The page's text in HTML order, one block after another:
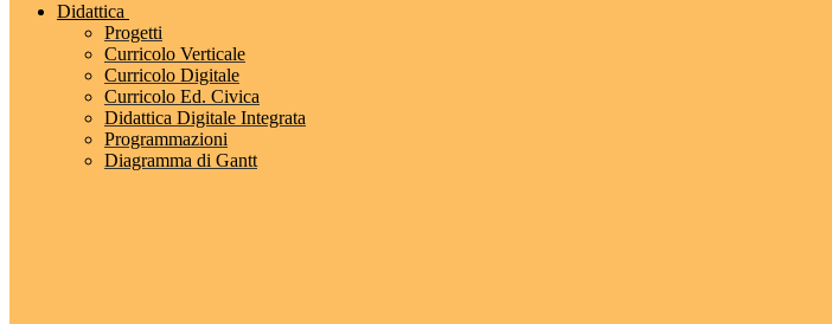
Didattica
Progetti
Curricolo Verticale
Curricolo Digitale
Curricolo Ed. Civica
Didattica Digitale Integrata
Programmazioni
Diagramma di Gantt